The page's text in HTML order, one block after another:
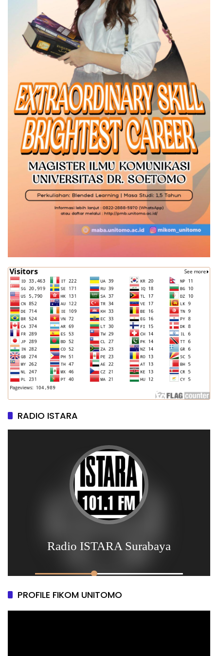
RADIO ISTARA
PROFILE FIKOM UNITOMO